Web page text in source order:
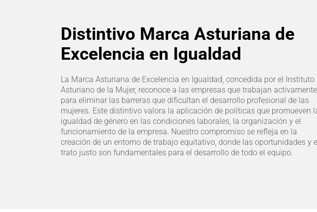
Distintivo Marca Asturiana de
Excelencia en Igualdad
La Marca Asturiana de Excelencia en Igualdad, concedida por el Instituto
Asturiano de la Mujer, reconoce a las empresas que trabajan activamente
para eliminar las barreras que dificultan el desarrollo profesional de las
mujeres. Este distintivo valora la aplicación de políticas que promueven
igualdad de género en las condiciones laborales, la organización y el
funcionamiento de la empresa. Nuestro compromiso se refleja en la
creación de un entorno de trabajo equitativo, donde las oportunidades y
trato justo son fundamentales para el desarrollo de todo el equipo.